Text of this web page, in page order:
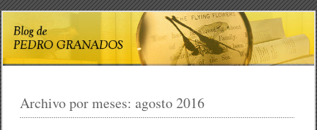
Archivo por meses:agosto 2016